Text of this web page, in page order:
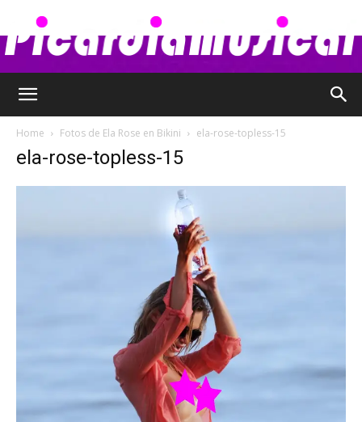
Chismes,
Escandalos,Morbo,
Home Fotos de Ela Rose en Bikini ela-rose-topless-15
ela-rose-topless-15